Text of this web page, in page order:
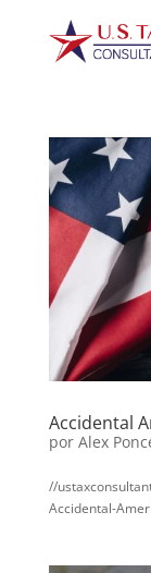
Accidental
por Alex
//
Accidental-